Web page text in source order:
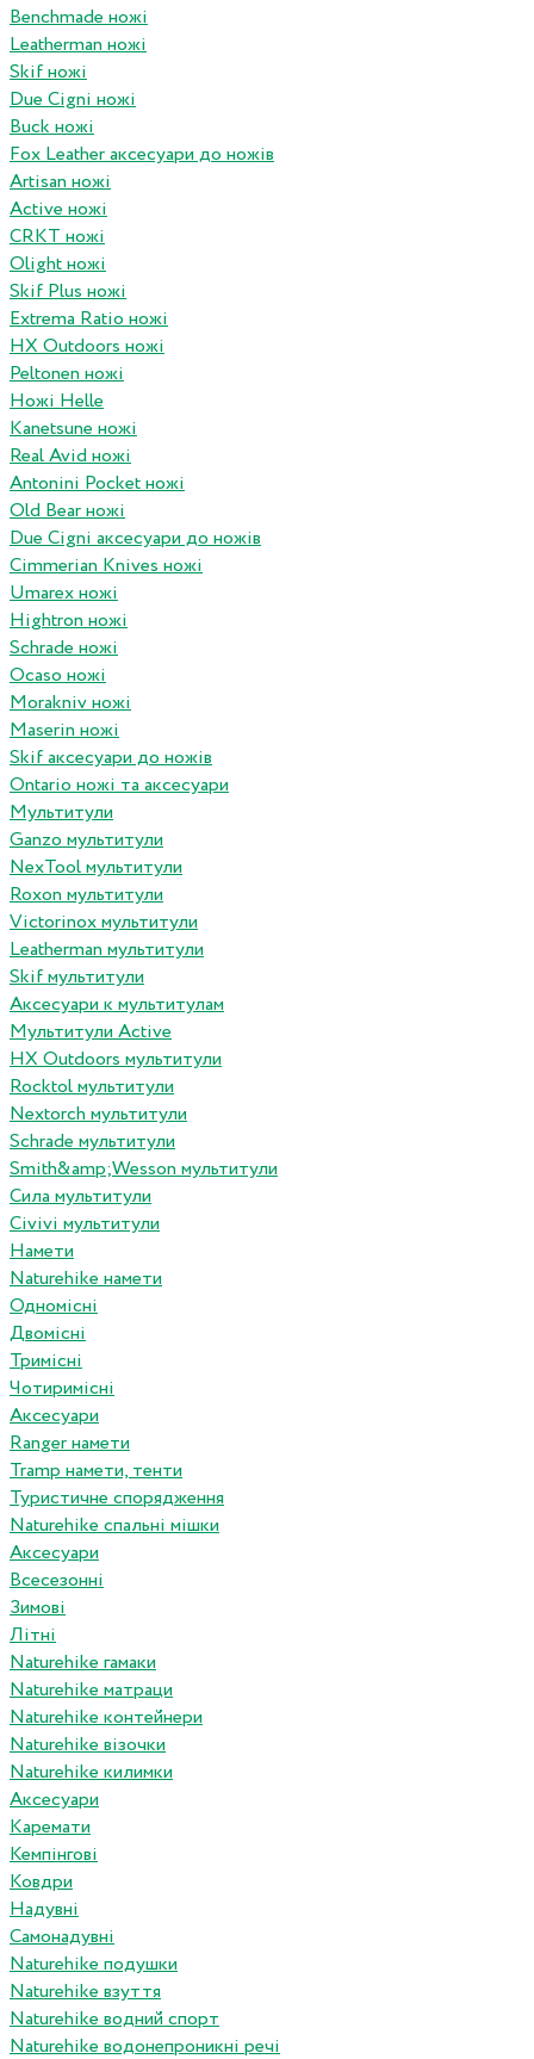
Benchmade ножі
Leatherman ножі
Skif ножі
Due Cigni ножі
Buck ножі
Fox Leather аксесуари до ножів
Artisan ножі
Active ножі
CRKT ножі
Olight ножі
Skif Plus ножі
Extrema Ratio ножі
HX Outdoors ножі
Peltonen ножі
Ножі Helle
Kanetsune ножі
Real Avid ножі
Antonini Pocket ножі
Old Bear ножі
Due Cigni аксесуари до ножів
Cimmerian Knives ножі
Umarex ножі
Hightron ножі
Schrade ножі
Ocaso ножі
Morakniv ножі
Maserin ножі
Skif аксесуари до ножів
Ontario ножі та аксесуари
Мультитули
Ganzo мультитули
NexTool мультитули
Roxon мультитули
Victorinox мультитули
Leatherman мультитули
Skif мультитули
Аксесуари к мультитулам
Мультитули Active
HX Outdoors мультитули
Rocktol мультитули
Nextorch мультитули
Schrade мультитули
Smith&amp;Wesson мультитули
Сила мультитули
Civivi мультитули
Намети
Naturehike намети
Одномісні
Двомісні
Тримісні
Чотиримісні
Аксесуари
Ranger намети
Tramp намети, тенти
Туристичне спорядження
Naturehike спальні мішки
Аксесуари
Всесезонні
Зимові
Літні
Naturehike гамаки
Naturehike матраци
Naturehike контейнери
Naturehike візочки
Naturehike килимки
Аксесуари
Каремати
Кемпінгові
Ковдри
Надувні
Самонадувні
Naturehike подушки
Naturehike взуття
Naturehike водний спорт
Naturehike водонепроникні речі